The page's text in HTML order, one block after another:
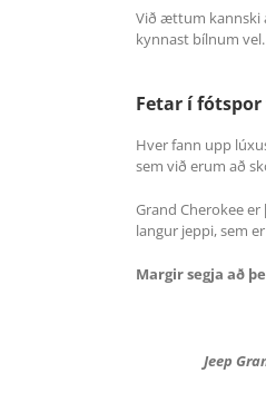
Við ættum kannski
kynnast bílnum vel.
Fetar í
Hver fann upp
sem við erum að
Grand Cherokee
langur jeppi, sem
Margir segja að
Jeep